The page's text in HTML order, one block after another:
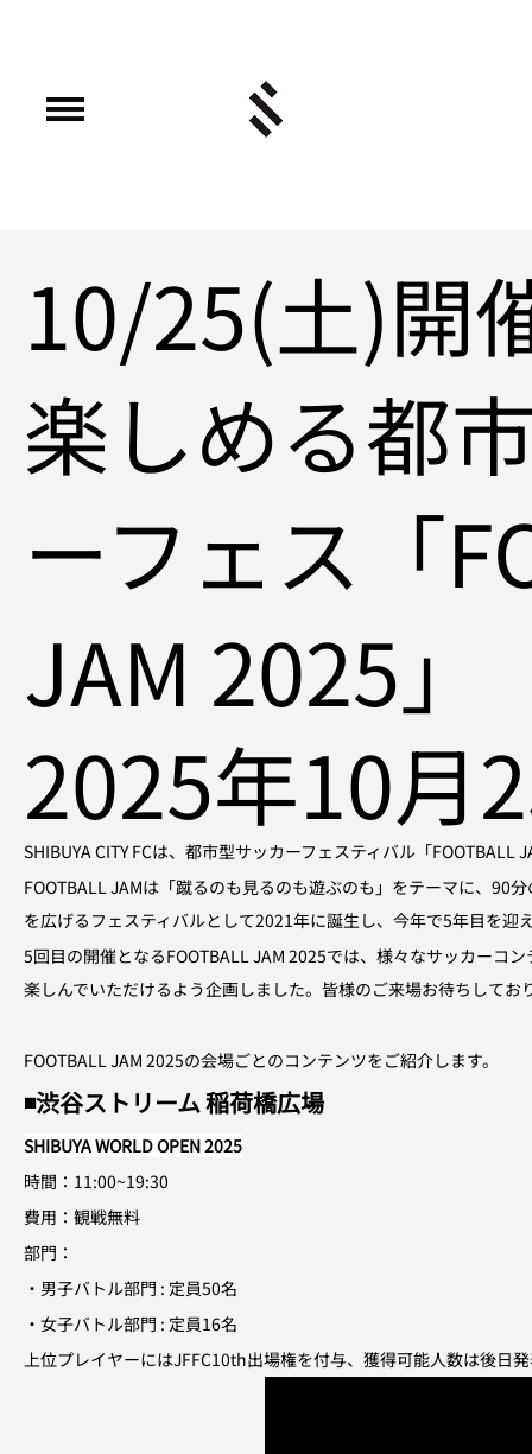
10/25(土)開
楽しめる都
ーフェス「
JAM 2025」
2025年10月
SHIBUYA CITY FCは、都市型サッカーフェスティバル「
FOOTBALL JAMは「蹴るのも見るのも遊ぶのも」をテーマに、90
を広げるフェスティバルとして2021年に誕生し、今年で5年目を迎
5回目の開催となるFOOTBALL JAM 2025では、様々なサッカーコ
楽しんでいただけるよう企画しました。皆様のご来場お待ちしてお
FOOTBALL JAM 2025の会場ごとのコンテンツをご紹介します。
◾️渋谷ストリーム 稲荷橋広場
SHIBUYA WORLD OPEN 2025
時間：11:00~19:30
費用：観戦無料
部門：
・男子バトル部門 : 定員50名
・女子バトル部門 : 定員16名
上位プレイヤーにはJFFC10th出場権を付与、獲得可能人数は後日